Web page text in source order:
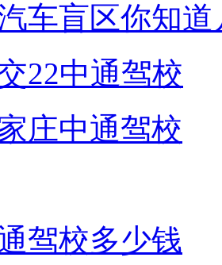
车盲区你知道
22中通驾校
庄中通驾校
驾校多少钱